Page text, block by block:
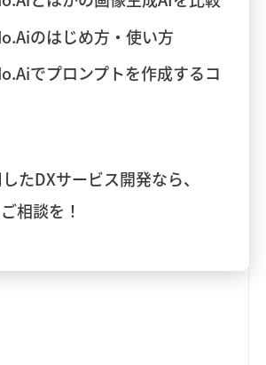
のはじめ方・使い方
でプロンプトを作成するコ
たDXサービス開発なら、
相談を！